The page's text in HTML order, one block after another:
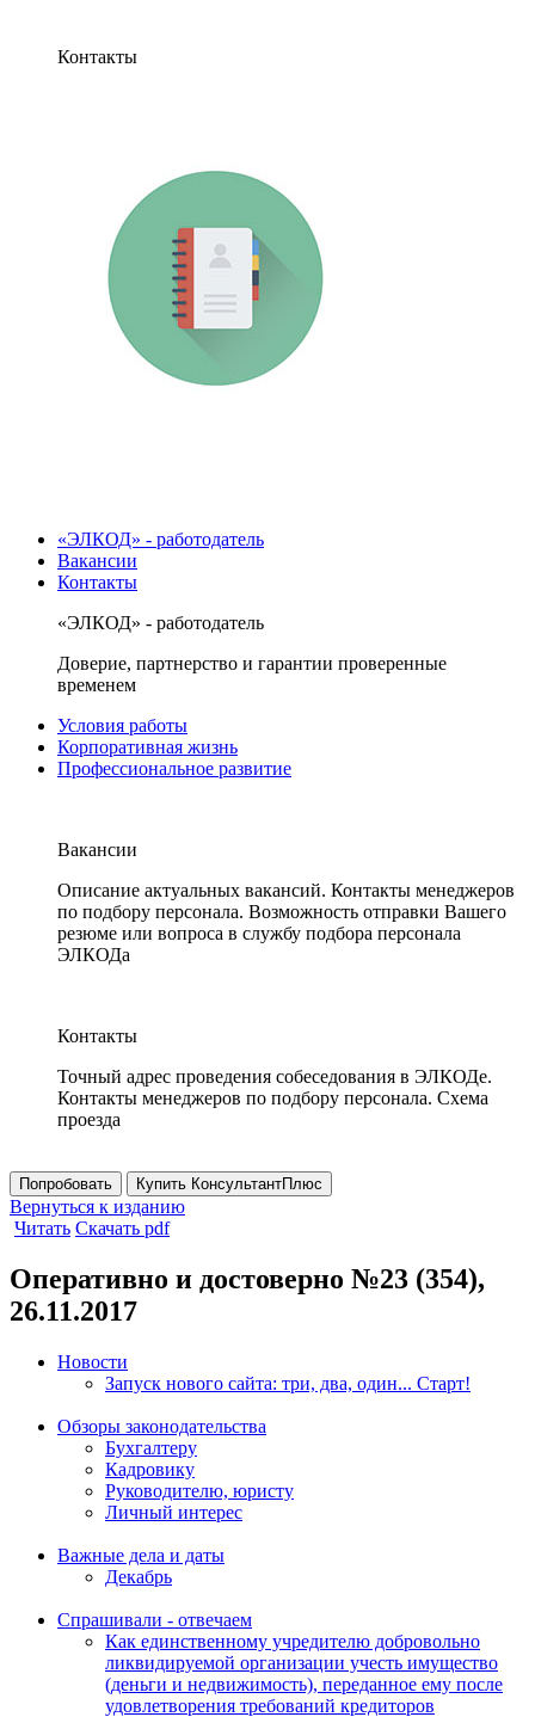
Контакты
«ЭЛКОД» - работодатель
Вакансии
Контакты
«ЭЛКОД» - работодатель
Доверие, партнерство и гарантии проверенные
временем
Условия работы
Корпоративная жизнь
Профессиональное развитие
Вакансии
Описание актуальных вакансий. Контакты менеджеров
по подбору персонала. Возможность отправки Вашего
резюме или вопроса в службу подбора персонала
ЭЛКОДа
Контакты
Точный адрес проведения собеседования в ЭЛКОДе.
Контакты менеджеров по подбору персонала. Схема
проезда
Попробовать Купить КонсультантПлюс
Вернуться к изданию
Читать Скачать pdf
Оперативно и достоверно №23 (354),
26.11.2017
Новости
Запуск нового сайта: три, два, один... Старт!
Обзоры законодательства
Бухгалтеру
Кадровику
Руководителю, юристу
Личный интерес
Важные дела и даты
Декабрь
Спрашивали - отвечаем
Как единственному учредителю добровольно
ликвидируемой организации учесть имущество
(деньги и недвижимость), переданное ему после
удовлетворения требований кредиторов